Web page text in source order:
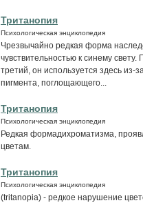
Тританопия
Психологическая энциклопедия
Чрезвычайно редкая форма
чувствительностью к синему
третий, он используется здесь
пигмента, поглощающего...
Тританопия
Психологическая энциклопедия
Редкая формадихроматизма,
цветам.
Тританопия
Психологическая энциклопедия
(tritanopia) - редкое нарушение